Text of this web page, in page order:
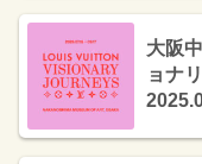
大阪
ョナ